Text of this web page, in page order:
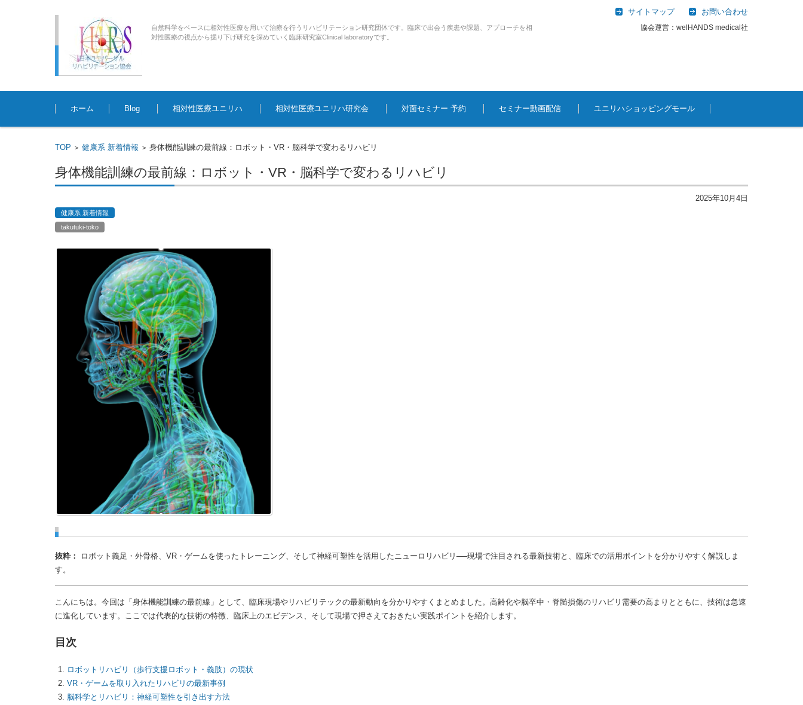
自然科学をベースに相対性医療を用いて治療を行うリハビリテーション研究団体です。臨床で出会う疾患や課題、アプローチを相
対性医療の視点から掘り下げ研究を深めていく臨床研究室Clinical laboratoryです。
サイトマップ お問い合わせ
協会運営：welHANDS medical社
コンテンツに移動
ホーム
Blog 相対性医療ユニリハ 相対性医療ユニリハ研究会 対面セミナー 予約 セミナー動画配信 ユニリハショッピングモール
TOP > 健康系 新着情報 > 身体機能訓練の最前線：ロボット・VR・脳科学で変わるリハビリ
身体機能訓練の最前線：ロボット・VR・脳科学で変わるリハビリ
2025年10月4日
健康系 新着情報
takutuki-toko
抜粋：
ロボット義足・外骨格、VR・ゲームを使ったトレーニング、そして神経可塑性を活用したニューロリハビリ──現場で注目される最新技術と、臨床での活用ポイントを分かりやすく解説しま
す。
こんにちは。今回は「身体機能訓練の最前線」として、臨床現場やリハビリテックの最新動向を分かりやすくまとめました。高齢化や脳卒中・脊髄損傷のリハビリ需要の高まりとともに、技術は急速
に進化しています。ここでは代表的な技術の特徴、臨床上のエビデンス、そして現場で押さえておきたい実践ポイントを紹介します。
目次
ロボットリハビリ（歩行支援ロボット・義肢）の現状
VR・ゲームを取り入れたリハビリの最新事例
脳科学とリハビリ：神経可塑性を引き出す方法